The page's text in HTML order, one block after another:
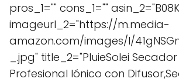
pros_1="" cons_1=""
imageurl_2="https://m.media-
amazon.com/images/I/
_.jpg" title_2="PluieSolei
Profesional Iónico con